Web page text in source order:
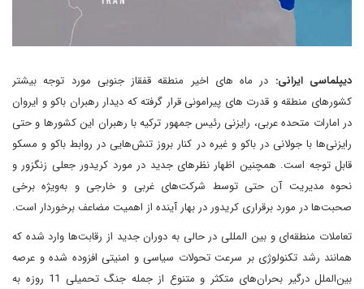
دیپلماسی ایرانی: در ماه های اخیر منطقه قفقاز جنوبی مورد توجه بیشتر
کشورهای منطقه و قدرت های پیرامونی قرار گرفته که دیدار رهبران باکو و ایروان
در امارات متحده عربی، رایزنی رئیس جمهور ترکیه با رهبران این کشورها و حتی
رایزنی‌ها با جولانی در باکو و غیره در کنار بروز تنش‌هایی در روابط باکو و مسکو
قابل توجه است. همچنین اظهار نظرهای جدید در مورد کریدور جعلی زنگزور و
نحوه مدیریت آن حتی توسط شرکت‌های غربی و خارجی و به‌ویژه برخی
صحبت‌ها در مورد برقراری کریدور در بهار آینده از اهمیت مضاعف برخوردار است.
تعاملات منطقه‌ای و بین المللی در حالی به دوران جدید از رقابت‌ها وارد شده که
همانند رشد تکنولوژی بر سرعت تحولات سیاسی و امنیتی افزوده شده و عرصه
بین‌الملل درگیر بحران‌های متکثر و متنوع از جمله جنگ تحمیلی 11 روزه به